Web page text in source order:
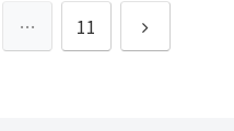
… 11
次